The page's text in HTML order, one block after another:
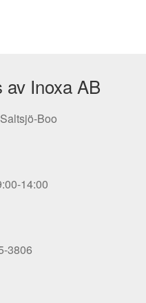
Inoxa AB
Boo
14:00
3806